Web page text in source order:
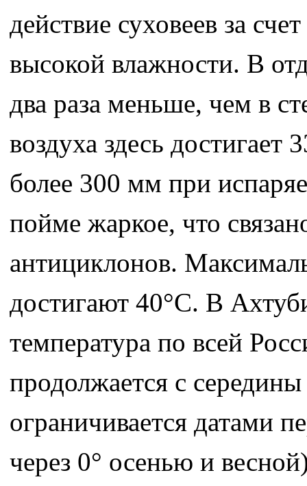
действие суховеев за
высокой влажности. В
два раза меньше, чем в
воздуха здесь достигает
более 300 мм при
пойме жаркое, что
антициклонов.
достигают 40°С. В
температура по всей
продолжается с
ограничивается датами
через 0° осенью и